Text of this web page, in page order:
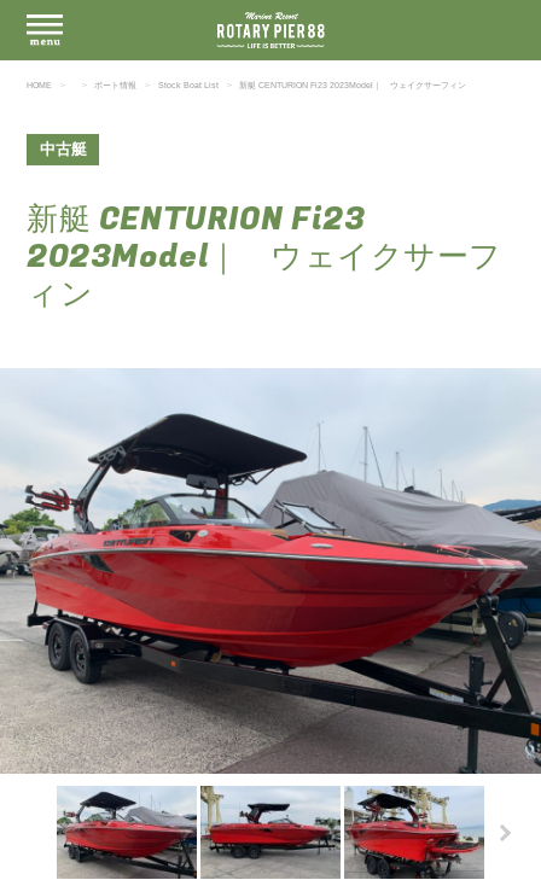
HOME ボート情報 Stock Boat List 新艇 CENTURION Fi23 2023Model｜ ウェイクサーフィン
中古艇
新艇 CENTURION Fi23
2023Model｜ ウェイクサーフ
ィン